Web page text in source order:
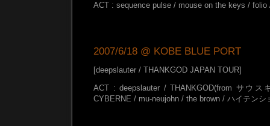
ACT : sequence pulse / mouse on the keys /
2007/6/18 @ KOBE BLUE PORT
[deepslauter / THANKGOD JAPAN TOUR]
ACT : deepslauter / THANKGOD(from サウ
CYBERNE / mu-neujohn / the brown / ハイテンシ